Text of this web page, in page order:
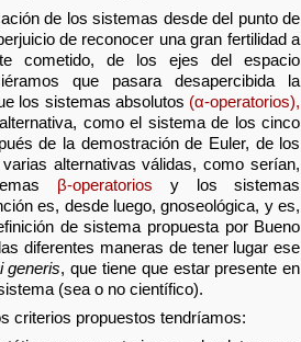
de los sistemas desde del punto de
de reconocer una gran fertilidad a
cometido, de los ejes del espacio
que pasara desapercibida la
los sistemas absolutos (α-operatorios),
como el sistema de los cinco
de la demostración de Euler, de los
alternativas válidas, como serían,
β-operatorios y los sistemas
es, desde luego, gnoseológica, y es,
de sistema propuesta por Bueno
diferentes maneras de tener lugar ese
generis, que tiene que estar presente en
(sea o no científico).
criterios propuestos tendríamos: